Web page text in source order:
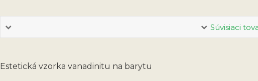
Súvisiaci
Estetická vzorka vanadinitu na barytu